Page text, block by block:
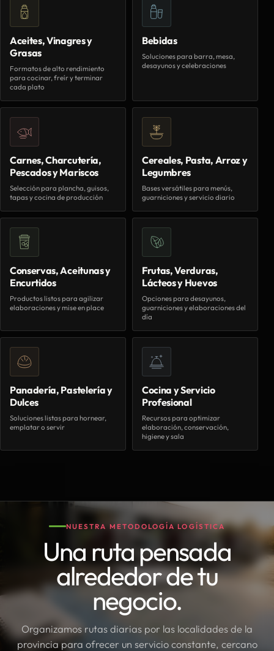
Aceites, Vinagres y
Grasas
Formatos de alto rendimiento
para cocinar, freír y terminar
cada plato
Bebidas
Soluciones para barra, mesa,
desayunos y celebraciones
Carnes, Charcutería,
Pescados y Mariscos
Selección para plancha, guisos,
tapas y cocina de producción
Cereales, Pasta, Arroz y
Legumbres
Bases versátiles para menús,
guarniciones y servicio diario
Conservas, Aceitunas y
Encurtidos
Productos listos para agilizar
elaboraciones y mise en place
Frutas, Verduras,
Lácteos y Huevos
Opciones para desayunos,
guarniciones y elaboraciones del
día
Panadería, Pastelería y
Dulces
Soluciones listas para hornear,
emplatar o servir
Cocina y Servicio
Profesional
Recursos para optimizar
elaboración, conservación,
higiene y sala
NUESTRA METODOLOGÍA LOGÍSTICA
Una ruta pensada
alrededor de tu
negocio.
Organizamos rutas diarias por las localidades de la
provincia para ofrecer un servicio constante, cercano